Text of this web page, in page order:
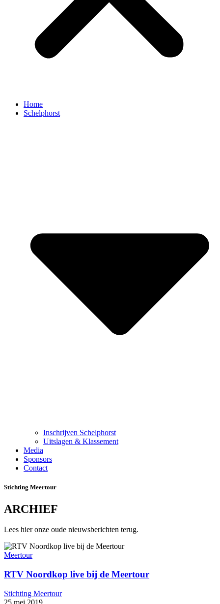
Home
Schelphorst
Inschrijven Schelphorst
Uitslagen & Klassement
Media
Sponsors
Contact
Stichting Meertour
ARCHIEF
Lees hier onze oude nieuwsberichten terug.
Meertour
RTV Noordkop live bij de Meertour
Stichting Meertour
25 mei 2019